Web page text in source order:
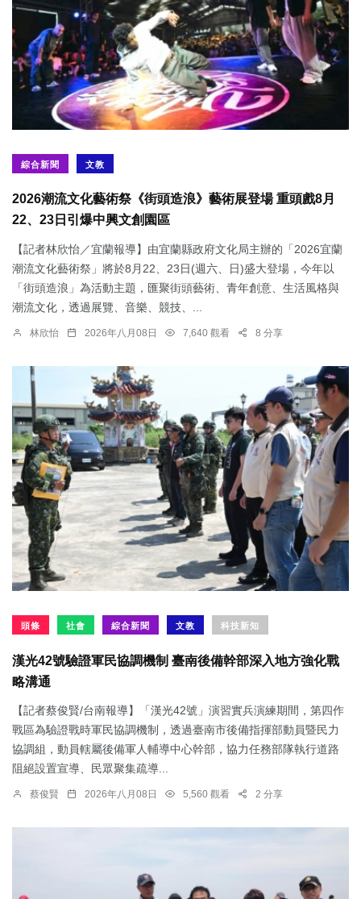
綜合新聞 文教
2026潮流文化藝術祭《街頭造浪》藝術展登場 重頭戲8月
22、23日引爆中興文創園區
【記者林欣怡／宜蘭報導】由宜蘭縣政府文化局主辦的「2026宜蘭
潮流文化藝術祭」將於8月22、23日(週六、日)盛大登場，今年以
「街頭造浪」為活動主題，匯聚街頭藝術、青年創意、生活風格與
潮流文化，透過展覽、音樂、競技、...
林欣怡 2026年八月08日 7,640 觀看 8 分享
頭條 社會 綜合新聞 文教 科技新知
漢光42號驗證軍民協調機制 臺南後備幹部深入地方強化戰
略溝通
【記者蔡俊賢/台南報導】「漢光42號」演習實兵演練期間，第四作
戰區為驗證戰時軍民協調機制，透過臺南市後備指揮部動員暨民力
協調組，動員轄屬後備軍人輔導中心幹部，協力任務部隊執行道路
阻絕設置宣導、民眾聚集疏導...
蔡俊賢 2026年八月08日 5,560 觀看 2 分享